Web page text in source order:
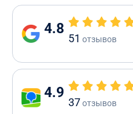
4.8
51 отзывов
4.9
37отзывов